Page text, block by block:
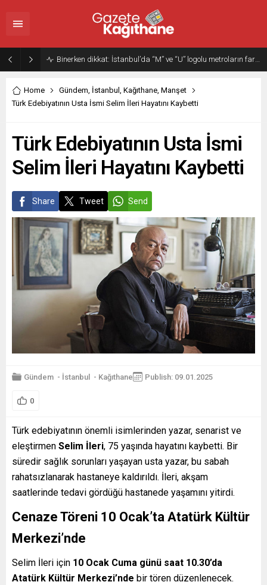
Home Gündem İstanbul Kağıthane Manşet
Türk Edebiyatının Usta İsmi Selim İleri Hayatını Kaybetti
Türk Edebiyatının Usta İsmi
Selim İleri Hayatını Kaybetti
Share Tweet Send
Gündem - İstanbul - Kağıthane Publish: 09.01.2025
0
Türk edebiyatının önemli isimlerinden yazar, senarist ve
eleştirmen Selim İleri, 75 yaşında hayatını kaybetti. Bir
süredir sağlık sorunları yaşayan usta yazar, bu sabah
rahatsızlanarak hastaneye kaldırıldı. İleri, akşam
saatlerinde tedavi gördüğü hastanede yaşamını yitirdi.
Cenaze Töreni 10 Ocak’ta Atatürk Kültür
Merkezi’nde
Selim İleri için 10 Ocak Cuma günü saat 10.30’da
Atatürk Kültür Merkezi’nde bir tören düzenlenecek.